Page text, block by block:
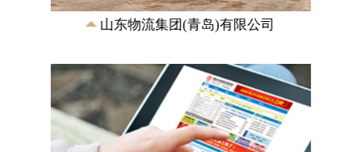
山东物流集团(青岛)有限公司